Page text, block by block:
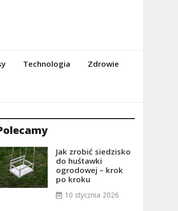
Technologia Zdrowie
Jak zrobić siedzisko
do huśtawki
ogrodowej – krok
po kroku
10 stycznia 2026